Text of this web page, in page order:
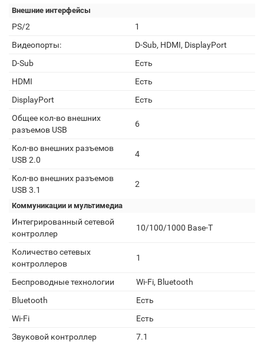
Внешние интерфейсы
PS/2
1
Видеопорты:
D-Sub, HDMI, DisplayPort
D-Sub
Есть
HDMI
Есть
DisplayPort
Есть
Общее кол-во внешних
разъемов USB
6
Кол-во внешних разъемов
USB 2.0
4
Кол-во внешних разъемов
USB 3.1
2
Коммуникации и мультимедиа
Интегрированный сетевой
контроллер
10/100/1000 Base-T
Количество сетевых
контроллеров
1
Беспроводные технологии
Wi-Fi, Bluetooth
Bluetooth
Есть
Wi-Fi
Есть
Звуковой контроллер
7.1